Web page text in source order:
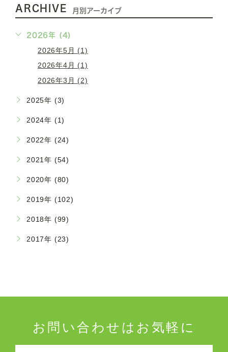
ARCHIVE 月別アーカイブ
2026年 (4)
2026年5月 (1)
2026年4月 (1)
2026年3月 (2)
2025年 (3)
2024年 (1)
2022年 (24)
2021年 (54)
2020年 (80)
2019年 (102)
2018年 (99)
2017年 (23)
お問い合わせはお気軽に